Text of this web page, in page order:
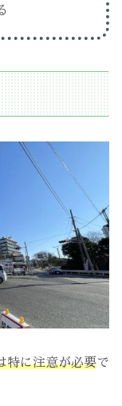
特に注意が必要で